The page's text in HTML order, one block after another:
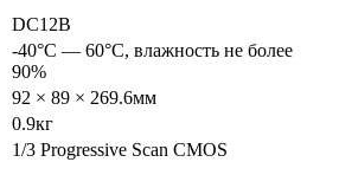
DC12В
-40°С — 60°С, влажность не более
90%
92 × 89 × 269.6мм
0.9кг
1/3 Progressive Scan CMOS